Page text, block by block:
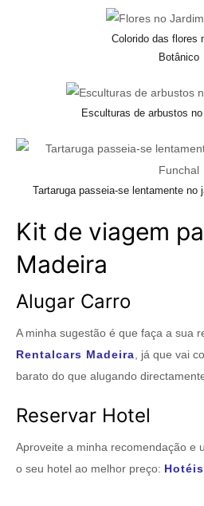
Colorido das flores
Botânico
Esculturas de arbustos
Tartaruga passeia-se lentamente no
Kit de viagem
Madeira
Alugar Carro
A minha sugestão é que faça a sua
Rentalcars Madeira , já que vai
barato do que alugando
Reservar Hotel
Aproveite a minha recomendação e
o seu hotel ao melhor preço: